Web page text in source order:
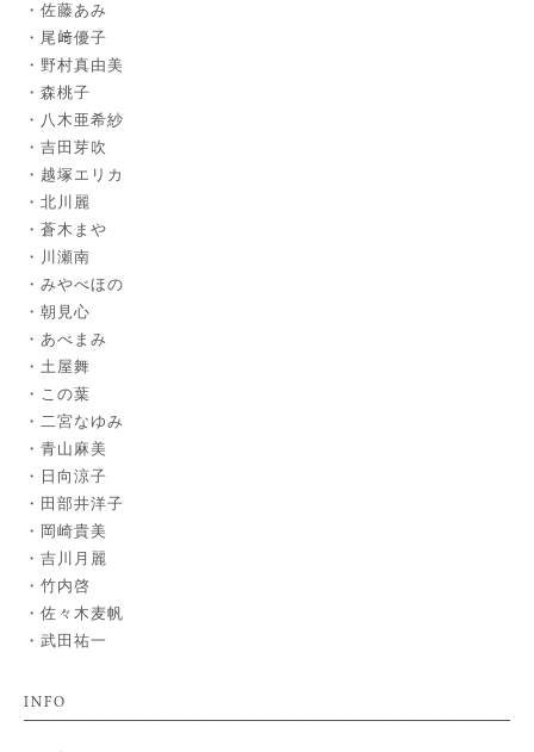
佐藤あみ
尾﨑優子
野村真由美
森桃子
八木亜希紗
吉田芽吹
越塚エリカ
北川麗
蒼木まや
川瀬南
みやべほの
朝見心
あべまみ
土屋舞
この葉
二宮なゆみ
青山麻美
日向涼子
田部井洋子
岡崎貴美
吉川月麗
竹内啓
佐々木麦帆
武田祐一
INFO